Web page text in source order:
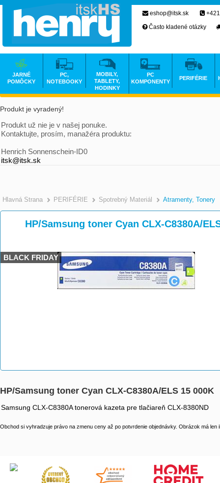
Produkt je vyradený!
Produkt už nie je v našej ponuke.
Kontaktujte, prosím, manažéra produktu:
Henrich Sonnenschein-ID0
itsk@itsk.sk
Hlavná Strana >
PERIFÉRIE >
Spotrebný Materiál >
Atramenty, Tonery
HP/Samsung toner Cyan CLX-C8380A/
BLACK FRIDAY
HP/Samsung toner Cyan CLX-C8380A/ELS 15 000K
Samsung CLX-C8380A tonerová kazeta pre tlačiareň CLX-8380ND
Obchod si vyhradzuje právo na zmenu ceny až po potvrdenie objednávky. Obrázok má len
eshop@itsk.sk
Často kladené otázky
JARNÉ
POMÔCKY
PC,
NOTEBOOKY
MOBILY,
TABLETY,
HODINKY
PC
KOMPONENTY
PERIFÉRIE